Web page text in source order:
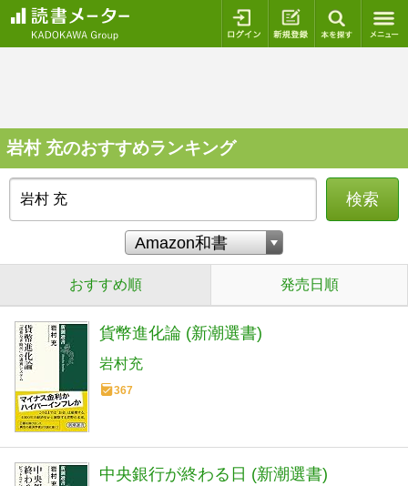
ログイン 新規登録
岩村 充のおすすめランキング
検索
おすすめ順 発売日順
貨幣進化論 (新潮選書)
岩村充
367
中央銀行が終わる日 (新潮選書)